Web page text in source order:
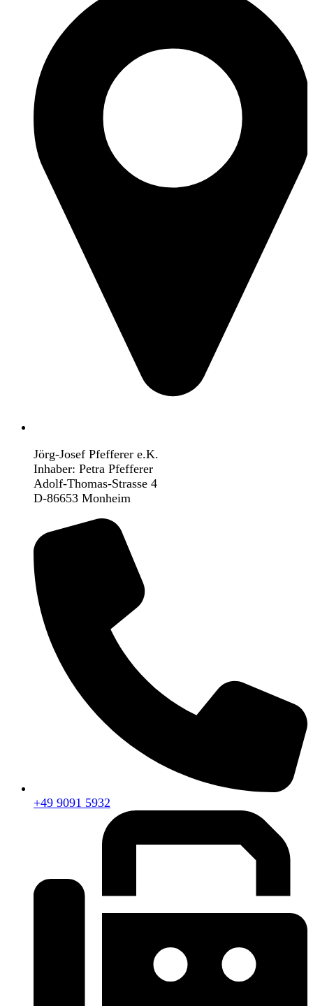
Jörg-Josef Pfefferer e.K.
Inhaber: Petra Pfefferer
Adolf-Thomas-Strasse 4
D-86653 Monheim
+49 9091 5932